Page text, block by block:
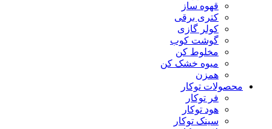
قهوه ساز
کتری برقی
کولر گازی
گوشت کوب
مخلوط کن
میوه خشک کن
همزن
محصولات توکار
فر توکار
هود توکار
سینک توکار